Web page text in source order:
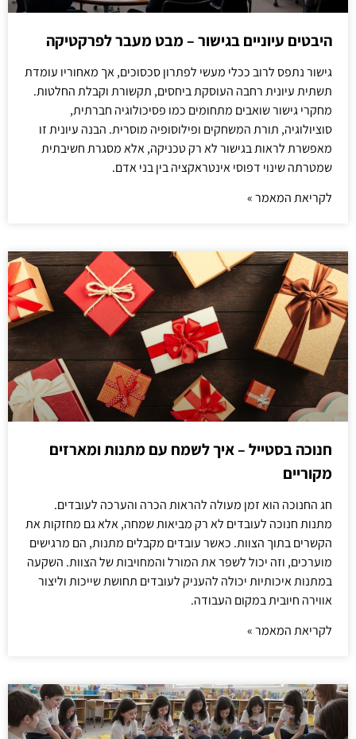
היבטים עיוניים בגישור – מבט מעבר לפרקטיקה
גישור נתפס לרוב ככלי מעשי לפתרון סכסוכים, אך מאחוריו עומדת
תשתית עיונית רחבה העוסקת ביחסים, תקשורת וקבלת החלטות.
מחקרי גישור שואבים מתחומים כמו פסיכולוגיה חברתית,
סוציולוגיה, תורת המשחקים ופילוסופיה מוסרית. הבנה עיונית זו
מאפשרת לראות בגישור לא רק טכניקה, אלא מסגרת חשיבתית
שמטרתה שינוי דפוסי אינטראקציה בין בני אדם.
לקריאת המאמר »
חנוכה בסטייל – איך לשמח עם מתנות ומארזים
מקוריים
חג החנוכה הוא זמן מעולה להראות הכרה והערכה לעובדים.
מתנות חנוכה לעובדים לא רק מביאות שמחה, אלא גם מחזקות את
הקשרים בתוך הצוות. כאשר עובדים מקבלים מתנות, הם מרגישים
מוערכים, וזה יכול לשפר את המורל והמחויבות של הצוות. השקעה
במתנות איכותיות יכולה להעניק לעובדים תחושת שייכות וליצור
אווירה חיובית במקום העבודה.
לקריאת המאמר »